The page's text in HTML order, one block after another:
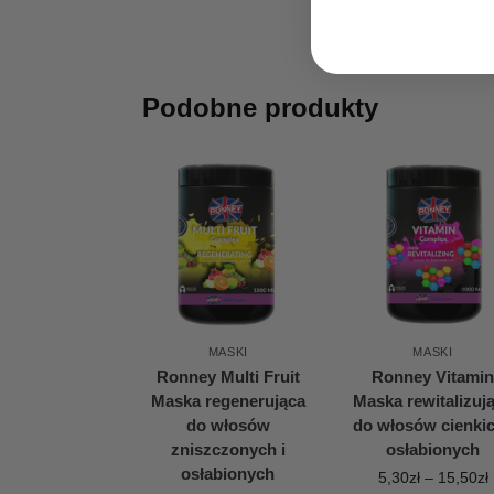
Podobne produkty
MASKI
Ronney Multi Fruit
Maska regenerująca
do włosów
zniszczonych i
osłabionych
MASKI
Ronney Vitamin
Maska
do włosów
osłabionych
5,30zł – 15,50zł